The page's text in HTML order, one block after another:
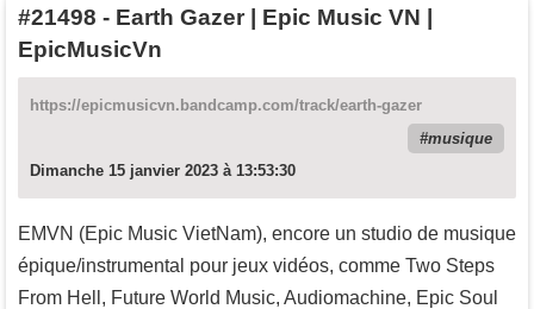
#21498 - Earth Gazer | Epic Music VN |
EpicMusicVn
https://epicmusicvn.bandcamp.com/track/earth-gazer
musique
Dimanche 15 janvier 2023 à 13:53:30
EMVN (Epic Music VietNam), encore un studio de musique
épique/instrumental pour jeux vidéos, comme Two Steps
From Hell, Future World Music, Audiomachine, Epic Soul